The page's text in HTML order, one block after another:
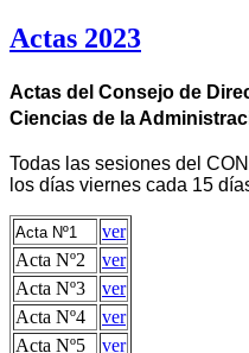
Actas 2023
Actas del Consejo de
Ciencias de la
Todas las sesiones del
los días viernes cada 15
Acta Nº1
ver
Acta Nº2
ver
Acta Nº3
ver
Acta Nº4
ver
Acta Nº5
ver